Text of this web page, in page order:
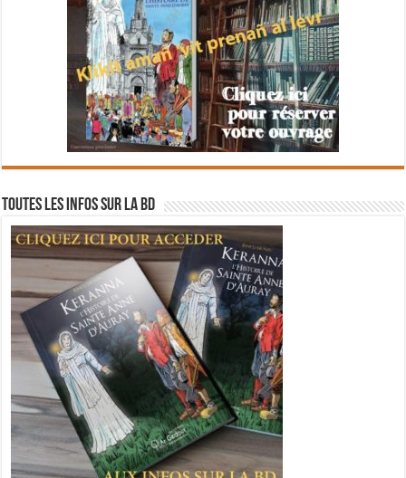
Toutes les infos sur la BD